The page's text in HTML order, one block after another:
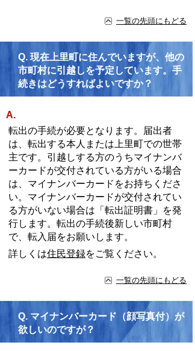
一覧の先頭にもどる
Q. 現在上里町に住んでいますが、他の
市町村に引越しを予定しています。手
続きはどうすればよいですか？
A.
転出の手続が必要となります。届出者
は、転出する本人または上里町での世帯
主です。引越しする方のうちマイナンバ
ーカードが交付されている方がいる場合
は、マイナンバーカードをお持ちくださ
い。マイナンバーカードが交付されてい
る方がいない場合は「転出証明書」を発
行します。転出の手続後新しい市町村
で、転入届をお願いします。
詳しくは住民登録をご覧ください。
一覧の先頭にもどる
Q. マイナンバーカード（顔写真付）が
欲しいのですが？